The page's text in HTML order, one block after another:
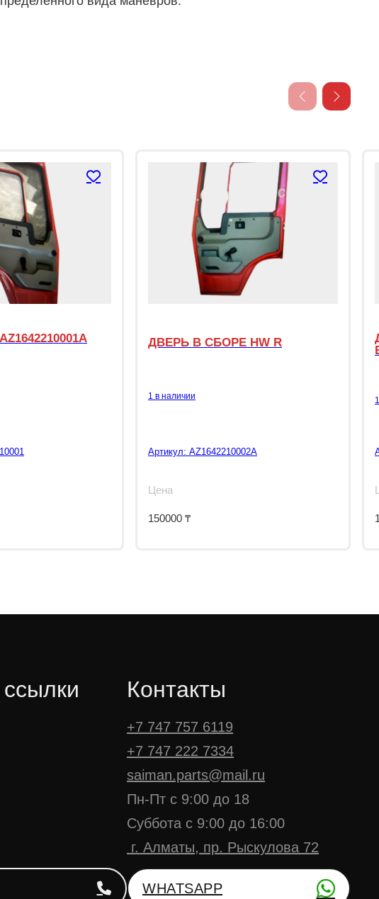
ДВЕРЬ В СБОРЕ HW R
1 в наличии
Артикул: AZ1642210002A
Цена
150000 ₸
Контакты
+7 747 757 6119
+7 747 222 7334
saiman.parts@mail.ru
Пн-Пт с 9:00 до 18
Суббота с 9:00 до 16:00
г. Алматы, пр. Рыскулова 72
WHATSAPP